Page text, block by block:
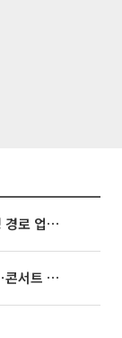
태풍 '돌핀' 오키나와 접근…일본기상청 경로 업데이트
빅뱅, 20주년 기념 '새 뱅봉' 선보인다⋯콘서트 앞두고 팝업 개최